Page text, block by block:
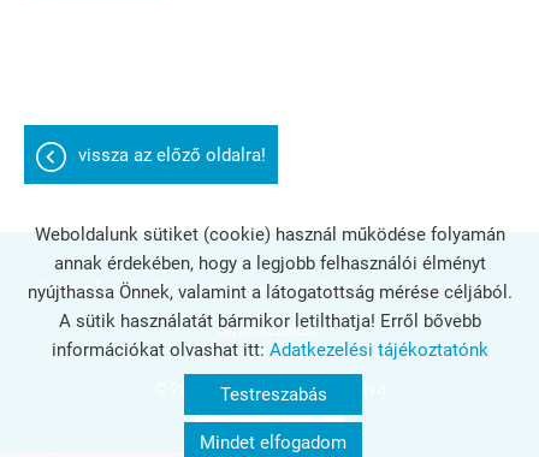
vissza az előző oldalra!
© 2026 - Minden jog fenntartva
Oldal információk Adatkezelési tájékoztató Impresszum
Sütik kezelése
Mindet elfogadom
Testreszabás
Weboldalunk sütiket (cookie) használ működése folyamán
annak érdekében, hogy a legjobb felhasználói élményt
nyújthassa Önnek, valamint a látogatottság mérése céljából.
A sütik használatát bármikor letilthatja! Erről bővebb
információkat olvashat itt: Adatkezelési tájékoztatónk